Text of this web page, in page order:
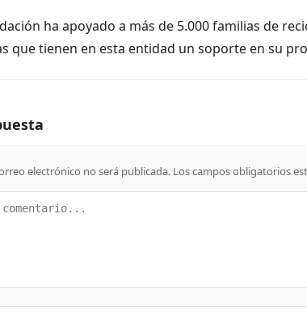
ha apoyado a más de 5.000 familias de
que tienen en esta entidad un soporte en su
electrónico no será publicada. Los campos obligatorios